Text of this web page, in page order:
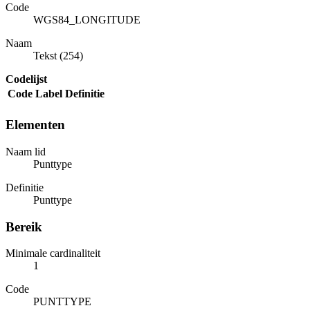
Code
WGS84_LONGITUDE
Naam
Tekst (254)
Codelijst
Code Label Definitie
Elementen
Naam lid
Punttype
Definitie
Punttype
Bereik
Minimale cardinaliteit
1
Code
PUNTTYPE